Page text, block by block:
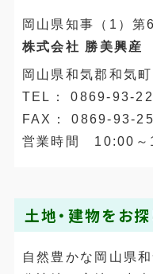
岡山県知事（1）第
株式会社 勝美興産
岡山県和気郡和気
TEL： 0869-93-
FAX： 0869-93-
営業時間 10:00～
土地・建物をお探
自然豊かな岡山県